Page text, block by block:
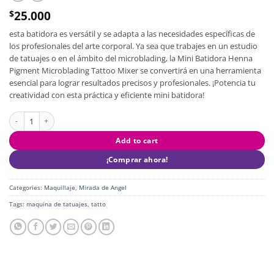
$25.000
esta batidora es versátil y se adapta a las necesidades específicas de
los profesionales del arte corporal. Ya sea que trabajes en un estudio
de tatuajes o en el ámbito del microblading, la Mini Batidora Henna
Pigment Microblading Tattoo Mixer se convertirá en una herramienta
esencial para lograr resultados precisos y profesionales. ¡Potencia tu
creatividad con esta práctica y eficiente mini batidora!
Mini Batidora Henna Pigment Microblading Tattoo Mixer quantity
Add to cart
¡Comprar ahora!
Categories: Maquillaje, Mirada de Angel
Tags: maquina de tatuajes, tatto